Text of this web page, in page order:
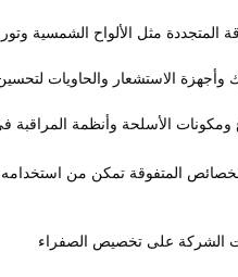
مثل الألواح الشمسية
الاستشعار والحاويات لتحسين
ومكونات الأسلحة وأنظمة المراقبة
المتفوقة تمكن من
الشركة على تخصيص الصفراء